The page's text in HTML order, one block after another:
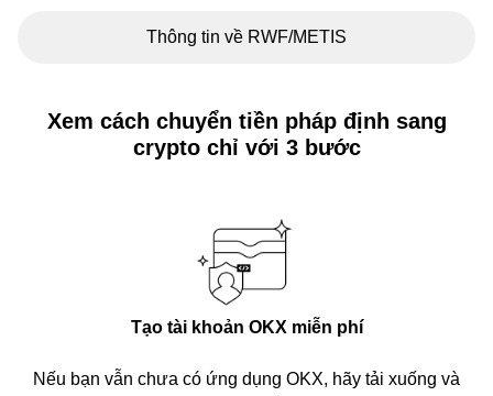
Thông tin về RWF/METIS
Xem cách chuyển tiền pháp định sang
crypto chỉ với 3 bước
Tạo tài khoản OKX miễn phí
Nếu bạn vẫn chưa có ứng dụng OKX, hãy tải xuống và